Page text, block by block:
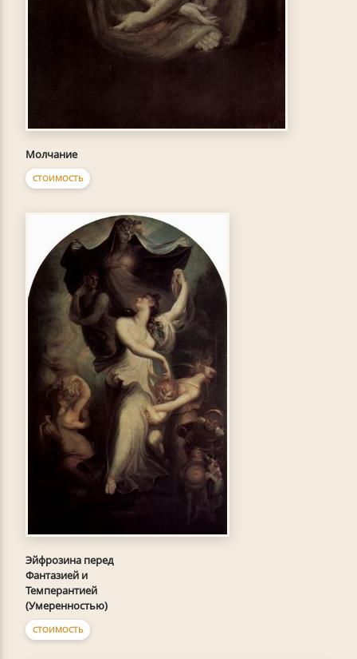
Молчание
СТОИМОСТЬ
Эйфрозина перед
Фантазией и
Темперантией
(Умеренностью)
СТОИМОСТЬ